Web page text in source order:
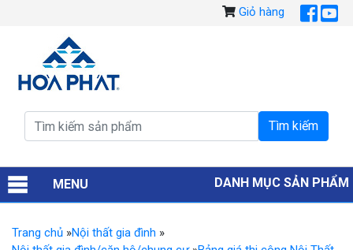
Giỏ hàng
MENU DANH MỤC SẢN PHẨM
Trang chủ »Nội thất gia đình »